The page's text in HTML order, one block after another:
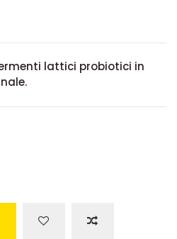
lattici probiotici in